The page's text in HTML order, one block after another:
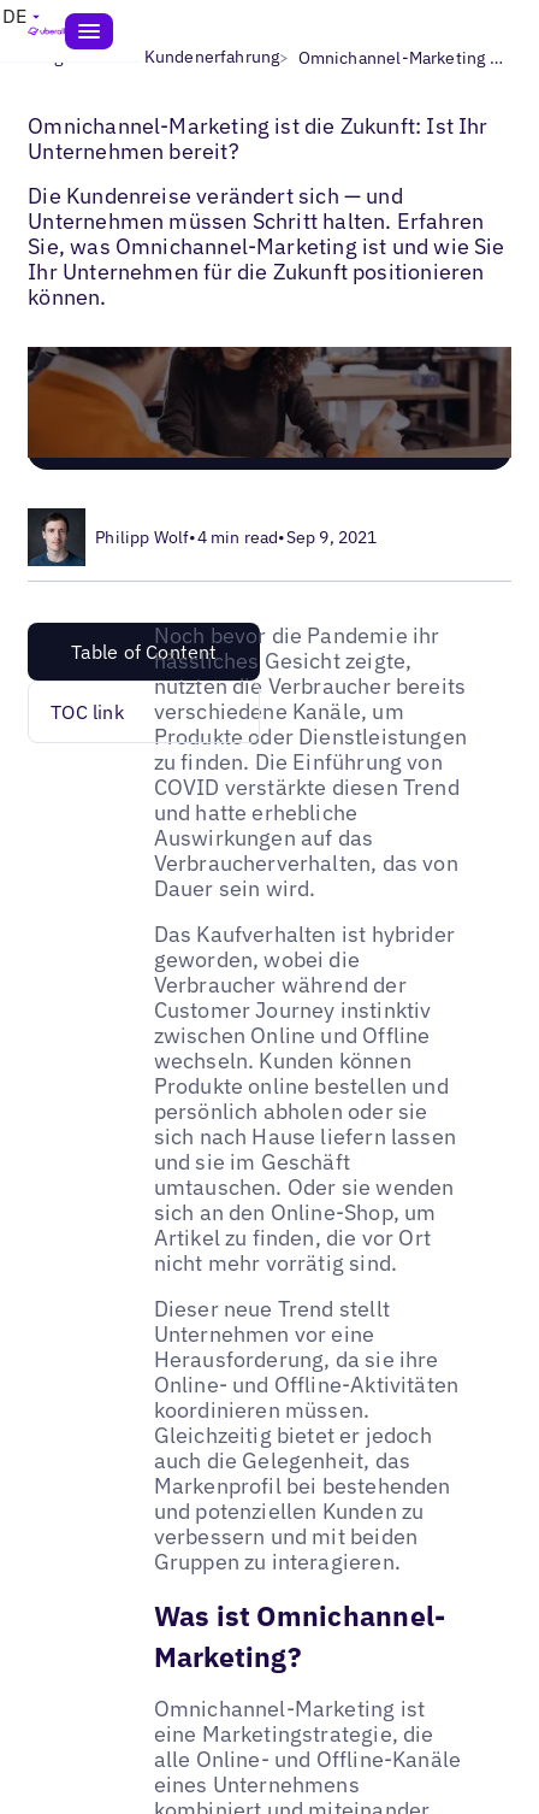
DE
Blogs> Lokale Kundenerfahrung> Omnichannel-Marketing Tipps
Omnichannel-Marketing ist die Zukunft: Ist Ihr
Unternehmen bereit?
Die Kundenreise verändert sich — und
Unternehmen müssen Schritt halten. Erfahren
Sie, was Omnichannel-Marketing ist und wie Sie
Ihr Unternehmen für die Zukunft positionieren
können.
Philipp Wolf•4 min read•Sep 9, 2021
Table of Content
TOC link
Noch bevor die Pandemie ihr
hässliches Gesicht zeigte,
nutzten die Verbraucher bereits
verschiedene Kanäle, um
Produkte oder Dienstleistungen
zu finden. Die Einführung von
COVID verstärkte diesen Trend
und hatte erhebliche
Auswirkungen auf das
Verbraucherverhalten, das von
Dauer sein wird.
Das Kaufverhalten ist hybrider
geworden, wobei die
Verbraucher während der
Customer Journey instinktiv
zwischen Online und Offline
wechseln. Kunden können
Produkte online bestellen und
persönlich abholen oder sie
sich nach Hause liefern lassen
und sie im Geschäft
umtauschen. Oder sie wenden
sich an den Online-Shop, um
Artikel zu finden, die vor Ort
nicht mehr vorrätig sind.
Dieser neue Trend stellt
Unternehmen vor eine
Herausforderung, da sie ihre
Online- und Offline-Aktivitäten
koordinieren müssen.
Gleichzeitig bietet er jedoch
auch die Gelegenheit, das
Markenprofil bei bestehenden
und potenziellen Kunden zu
verbessern und mit beiden
Gruppen zu interagieren.
Was ist Omnichannel-
Marketing?
Omnichannel-Marketing ist
eine Marketingstrategie, die
alle Online- und Offline-Kanäle
eines Unternehmens